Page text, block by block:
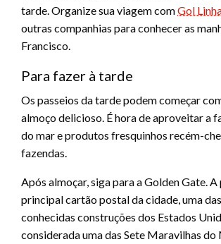
tarde. Organize sua viagem comGol
outras companhias para conhecer as
Francisco.
Para fazer à tarde
Os passeios da tarde podem começar
almoço delicioso. É hora de aproveitar a
do mar e produtos fresquinhos recém-
fazendas.
Após almoçar, siga para a Golden Gate. A
principal cartão postal da cidade, uma
conhecidas construções dos Estados
considerada uma das Sete Maravilhas do